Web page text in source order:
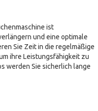
ist
und eine optimale
Sie Zeit in die regelmäßige
ihre Leistungsfähigkeit zu
werden Sie sicherlich lange